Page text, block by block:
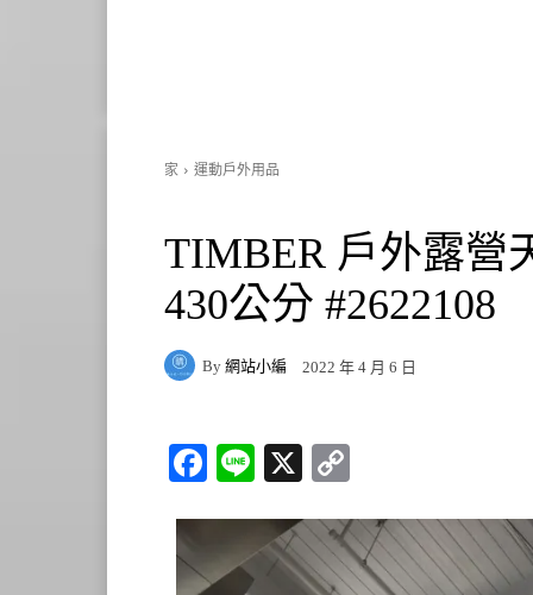
家 運動戶外用品
TIMBER 戶外露營
430公分 #2622108
By 網站小編 2022 年 4 月 6 日
Fa
bo
ok
Li
X
y
Li